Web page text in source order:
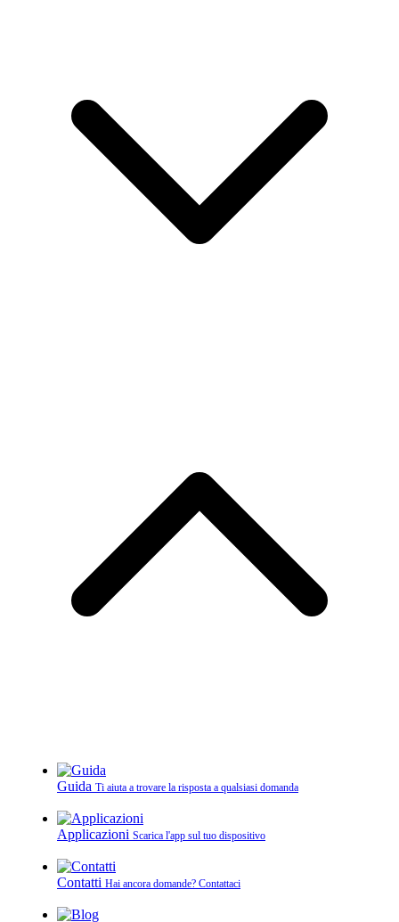
Guida Ti aiuta a trovare la risposta a qualsiasi domanda
Applicazioni Scarica l'app sul tuo dispositivo
Contatti Hai ancora domande? Contattaci